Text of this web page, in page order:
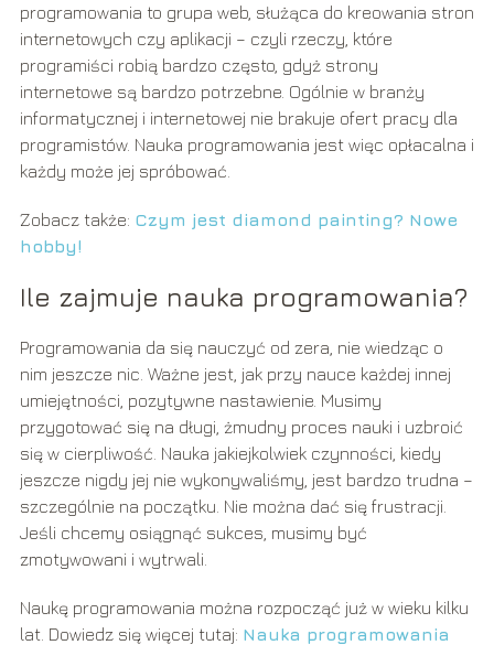
programowania to grupa web, służąca do kreowania stron
internetowych czy aplikacji – czyli rzeczy, które
programiści robią bardzo często, gdyż strony
internetowe są bardzo potrzebne. Ogólnie w branży
informatycznej i internetowej nie brakuje ofert pracy dla
programistów. Nauka programowania jest więc opłacalna i
każdy może jej spróbować.
Zobacz także: Czym jest diamond painting? Nowe
hobby!
Ile zajmuje nauka programowania?
Programowania da się nauczyć od zera, nie wiedząc o
nim jeszcze nic. Ważne jest, jak przy nauce każdej innej
umiejętności, pozytywne nastawienie. Musimy
przygotować się na długi, żmudny proces nauki i uzbroić
się w cierpliwość. Nauka jakiejkolwiek czynności, kiedy
jeszcze nigdy jej nie wykonywaliśmy, jest bardzo trudna –
szczególnie na początku. Nie można dać się frustracji.
Jeśli chcemy osiągnąć sukces, musimy być
zmotywowani i wytrwali.
Naukę programowania można rozpocząć już w wieku kilku
lat. Dowiedz się więcej tutaj: Nauka programowania